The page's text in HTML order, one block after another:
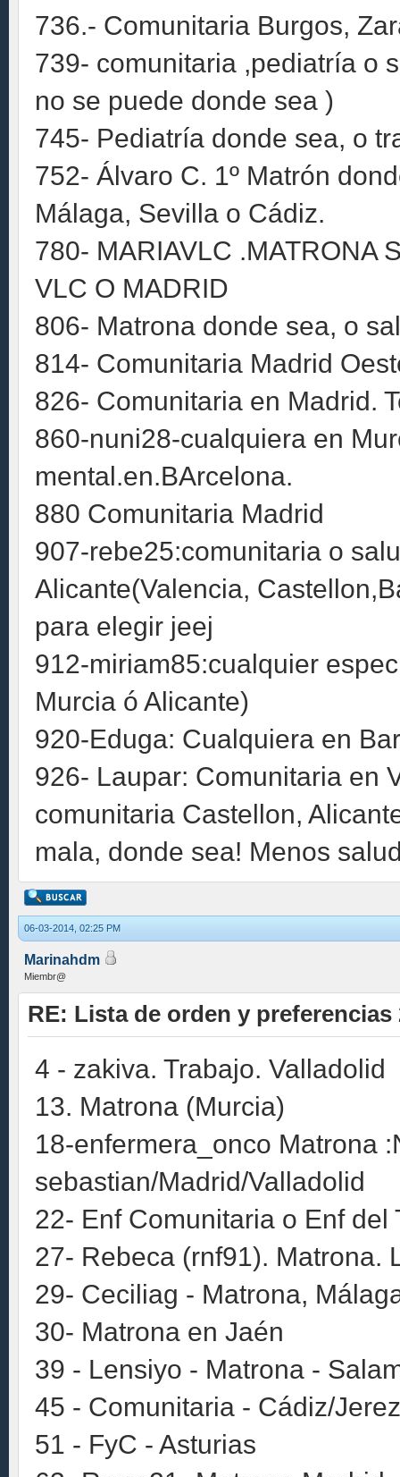
736.- Comunitaria Burgos,
739- comunitaria ,pediatría o
no se puede donde sea )
745- Pediatría donde sea, o
752- Álvaro C. 1º Matrón
Málaga, Sevilla o Cádiz.
780- MARIAVLC .MATRONA
VLC O MADRID
806- Matrona donde sea, o
814- Comunitaria Madrid
826- Comunitaria en Madrid.
860-nuni28-cualquiera en
mental.en.BArcelona.
880 Comunitaria Madrid
907-rebe25:comunitaria o
Alicante(Valencia,
para elegir jeej
912-miriam85:cualquier
Murcia ó Alicante)
920-Eduga: Cualquiera en
926- Laupar: Comunitaria en
comunitaria Castellon,
mala, donde sea! Menos
06-03-2014, 02:25 PM
Marinahdm
Miembr@
RE: Lista de orden y preferencias
4 - zakiva. Trabajo. Valladolid
13. Matrona (Murcia)
18-enfermera_onco Matrona
sebastian/Madrid/Valladolid
22- Enf Comunitaria o Enf del
27- Rebeca (rnf91). Matrona.
29- Ceciliag - Matrona,
30- Matrona en Jaén
39 - Lensiyo - Matrona -
45 - Comunitaria - Cádiz/
51 - FyC - Asturias